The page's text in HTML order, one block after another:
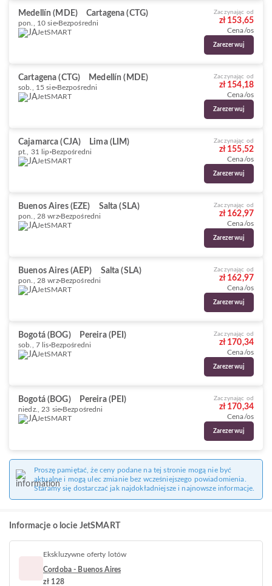
Medellín (MDE) Cartagena (CTG)
pon., 10 sie Bezpośredni
JetSMART
Zaczynając od
zł 153,65
Cena/os
Zarezerwuj
Cartagena (CTG) Medellín (MDE)
sob., 15 sie Bezpośredni
JetSMART
Zaczynając od
zł 154,18
Cena/os
Zarezerwuj
Cajamarca (CJA) Lima (LIM)
pt., 31 lip Bezpośredni
JetSMART
Zaczynając od
zł 155,52
Cena/os
Zarezerwuj
Buenos Aires (EZE) Salta (SLA)
pon., 28 wrz Bezpośredni
JetSMART
Zaczynając od
zł 162,97
Cena/os
Zarezerwuj
Buenos Aires (AEP) Salta (SLA)
pon., 28 wrz Bezpośredni
JetSMART
Zaczynając od
zł 162,97
Cena/os
Zarezerwuj
Bogotá (BOG) Pereira (PEI)
sob., 7 lis Bezpośredni
JetSMART
Zaczynając od
zł 170,34
Cena/os
Zarezerwuj
Bogotá (BOG) Pereira (PEI)
niedz., 23 sie Bezpośredni
JetSMART
Zaczynając od
zł 170,34
Cena/os
Zarezerwuj
Proszę pamiętać, że ceny podane na tej stronie mogą nie być
aktualne i mogą ulec zmianie bez wcześniejszego powiadomienia.
Staramy się dostarczać jak najdokładniejsze i najnowsze informacje.
Informacje o locie JetSMART
Ekskluzywne oferty lotów
Cordoba - Buenos Aires
zł 128